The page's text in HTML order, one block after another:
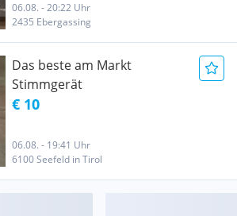
06.08. - 20:22 Uhr
2435 Ebergassing
Das beste am Markt
Stimmgerät
€ 10
06.08. - 19:41 Uhr
6100 Seefeld in Tirol